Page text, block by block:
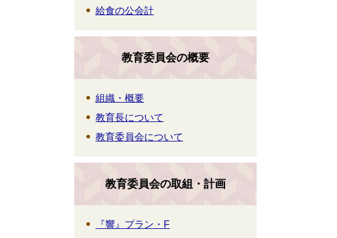
給食の公会計
教育委員会の概要
組織・概要
教育長について
教育委員会について
教育委員会の取組・計画
『響』プラン・F